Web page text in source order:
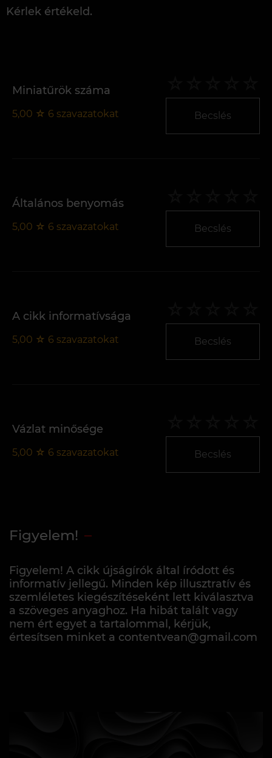
Kérlek értékeld.
Miniatűrök száma
5,00 ☆ 6 szavazatokat Becslés
Általános benyomás
5,00 ☆ 6 szavazatokat Becslés
A cikk informatívsága
5,00 ☆ 6 szavazatokat Becslés
Vázlat minősége
5,00 ☆ 6 szavazatokat Becslés
Figyelem!
Figyelem! A cikk újságírók által íródott és
informatív jellegű. Minden kép illusztratív és
szemléletes kiegészítéseként lett kiválasztva
a szöveges anyaghoz. Ha hibát talált vagy
nem ért egyet a tartalommal, kérjük,
értesítsen minket a contentvean@gmail.com